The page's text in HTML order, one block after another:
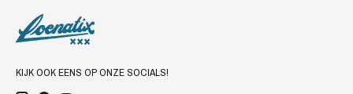
KIJK OOK EENS OP ONZE SOCIALS!